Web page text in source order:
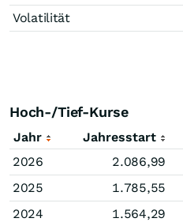
Volatilität
Hoch-/Tief-Kurse
Jahr Jahresstart
2026
2.086,99
2025
1.785,55
2024
1.564,29